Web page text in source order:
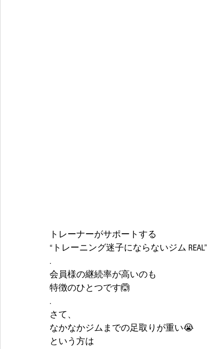
トレーナーがサポートする
“トレーニング迷子にならないジム REAL”
.
会員様の継続率が高いのも
特徴のひとつです🙆
.
さて、
なかなかジムまでの足取りが重い😭
という方は